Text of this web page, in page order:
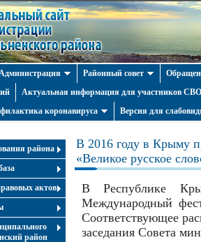
Районный совет
Актуальная информация для участников СВО
коронавируса Версия для
района
актов
район
В 2016 году в Крыму
«Великое русское
В Республике
Международный
Соответствующее
заседания Совета